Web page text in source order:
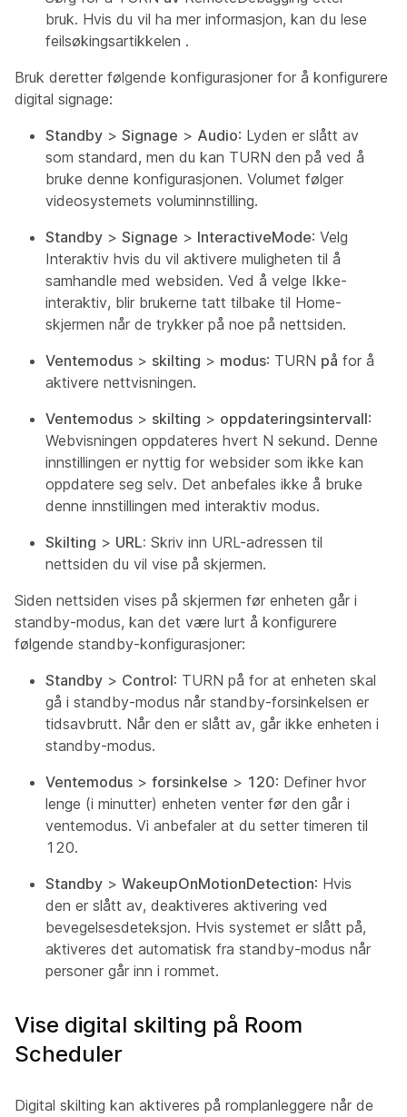
bruk. Hvis du vil ha mer informasjon, kan du lese
feilsøkingsartikkelen .
Bruk deretter følgende konfigurasjoner for å konfigurere
digital signage:
Standby > Signage > Audio: Lyden er slått av
som standard, men du kan TURN den på ved å
bruke denne konfigurasjonen. Volumet følger
videosystemets voluminnstilling.
Standby > Signage > InteractiveMode: Velg
Interaktiv hvis du vil aktivere muligheten til å
samhandle med websiden. Ved å velge Ikke-
interaktiv, blir brukerne tatt tilbake til Home-
skjermen når de trykker på noe på nettsiden.
Ventemodus > skilting > modus: TURN på for å
aktivere nettvisningen.
Ventemodus > skilting > oppdateringsintervall:
Webvisningen oppdateres hvert N sekund. Denne
innstillingen er nyttig for websider som ikke kan
oppdatere seg selv. Det anbefales ikke å bruke
denne innstillingen med interaktiv modus.
Skilting > URL: Skriv inn URL-adressen til
nettsiden du vil vise på skjermen.
Siden nettsiden vises på skjermen før enheten går i
standby-modus, kan det være lurt å konfigurere
følgende standby-konfigurasjoner:
Standby > Control: TURN på for at enheten skal
gå i standby-modus når standby-forsinkelsen er
tidsavbrutt. Når den er slått av, går ikke enheten i
standby-modus.
Ventemodus > forsinkelse > 120: Definer hvor
lenge (i minutter) enheten venter før den går i
ventemodus. Vi anbefaler at du setter timeren til
120.
Standby > WakeupOnMotionDetection: Hvis
den er slått av, deaktiveres aktivering ved
bevegelsesdeteksjon. Hvis systemet er slått på,
aktiveres det automatisk fra standby-modus når
personer går inn i rommet.
Vise digital skilting på Room
Scheduler
Digital skilting kan aktiveres på romplanleggere når de